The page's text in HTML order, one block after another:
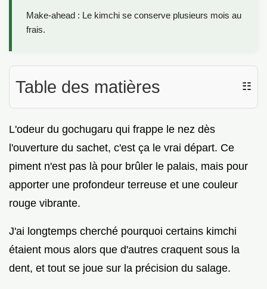
Make-ahead : Le kimchi se conserve plusieurs mois au
frais.
Table des matières ☷
L'odeur du gochugaru qui frappe le nez dès
l'ouverture du sachet, c'est ça le vrai départ. Ce
piment n'est pas là pour brûler le palais, mais pour
apporter une profondeur terreuse et une couleur
rouge vibrante.
J'ai longtemps cherché pourquoi certains kimchi
étaient mous alors que d'autres craquent sous la
dent, et tout se joue sur la précision du salage.